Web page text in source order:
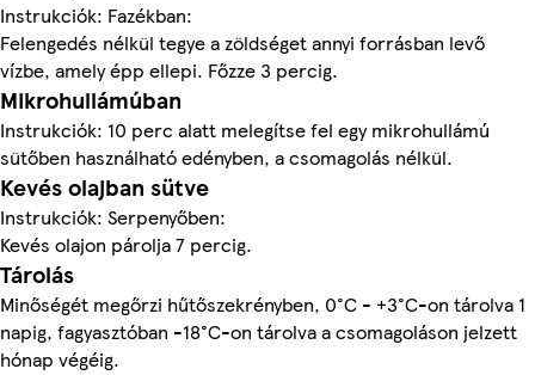
Instrukciók: Fazékban:
Felengedés nélkül tegye a zöldséget annyi forrásban levő
vízbe, amely épp ellepi. Főzze 3 percig.
Mikrohullámúban
Instrukciók: 10 perc alatt melegítse fel egy mikrohullámú
sütőben használható edényben, a csomagolás nélkül.
Kevés olajban sütve
Instrukciók: Serpenyőben:
Kevés olajon párolja 7 percig.
Tárolás
Minőségét megőrzi hűtőszekrényben, 0°C - +3°C-on tárolva 1
napig, fagyasztóban -18°C-on tárolva a csomagoláson jelzett
hónap végéig.